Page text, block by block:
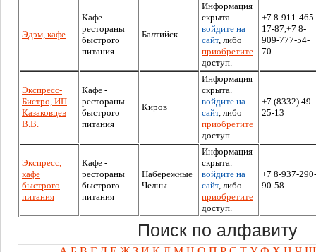
Эдэм, кафе
Кафе -
рестораны
быстрого
питания
Балтийск
Информация
скрыта.
войдите на
сайт, либо
приобретите
доступ.
+7 8-911-465-
17-87,+7 8-
909-777-54-
70
Экспресс-
Бистро, ИП
Казаковцев
В.В.
Кафе -
рестораны
быстрого
питания
Киров
Информация
скрыта.
войдите на
сайт, либо
приобретите
доступ.
+7 (8332) 49-
25-13
Экспресс,
кафе
быстрого
питания
Кафе -
рестораны
быстрого
питания
Набережные
Челны
Информация
скрыта.
войдите на
сайт, либо
приобретите
доступ.
+7 8-937-290-
90-58
Поиск по алфавиту